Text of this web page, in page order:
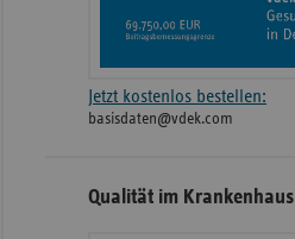
Jetzt kostenlos bestellen:
basisdaten@vdek.com
Qualität im Krankenhaus